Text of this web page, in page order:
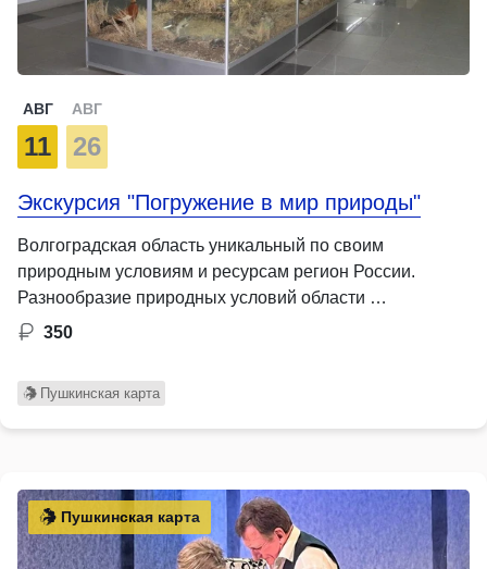
АВГ
11
АВГ
26
Экскурсия "Погружение в мир природы"
Волгоградская область уникальный по своим
природным условиям и ресурсам регион России.
Разнообразие природных условий области …
350
Пушкинская карта
Пушкинская карта